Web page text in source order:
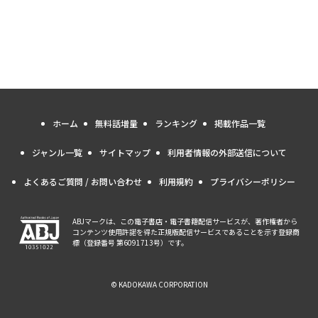
ホーム 無料話増量 ランキング 掲載作品一覧
ジャンル一覧 サイトマップ 利用者情報の外部送信について
よくあるご質問 / お問い合わせ 利用規約 プライバシーポリシー
ABJマークは、この電子書店・電子書籍配信サービスが、著作権者から
コンテンツ使用許諾を得た正規版配信サービスであることを示す登録商
標（登録番号 第6091713号）です。
© KADOKAWA CORPORATION